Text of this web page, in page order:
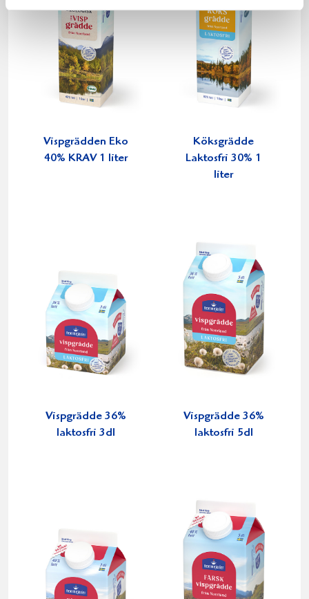
Vispgrädden Eko
40% KRAV 1 liter
Köksgrädde
Laktosfri 30% 1
liter
Vispgrädde 36%
laktosfri 3dl
Vispgrädde 36%
laktosfri 5dl